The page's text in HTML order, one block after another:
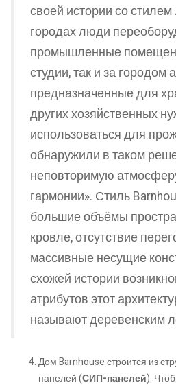
своей истории со
городах люди
промышленные
студии, так и за городом
предназначенные для
других хозяйственных
использоваться для
обнаружили в таком
неповторимую
гармонии». Стиль
большие объёмы
кровле, отсутствие
массивные несущие
схожей истории
атрибутов этот
называют деревенским
Дом Barnhouse строится из
панелей (СИП-панелей).